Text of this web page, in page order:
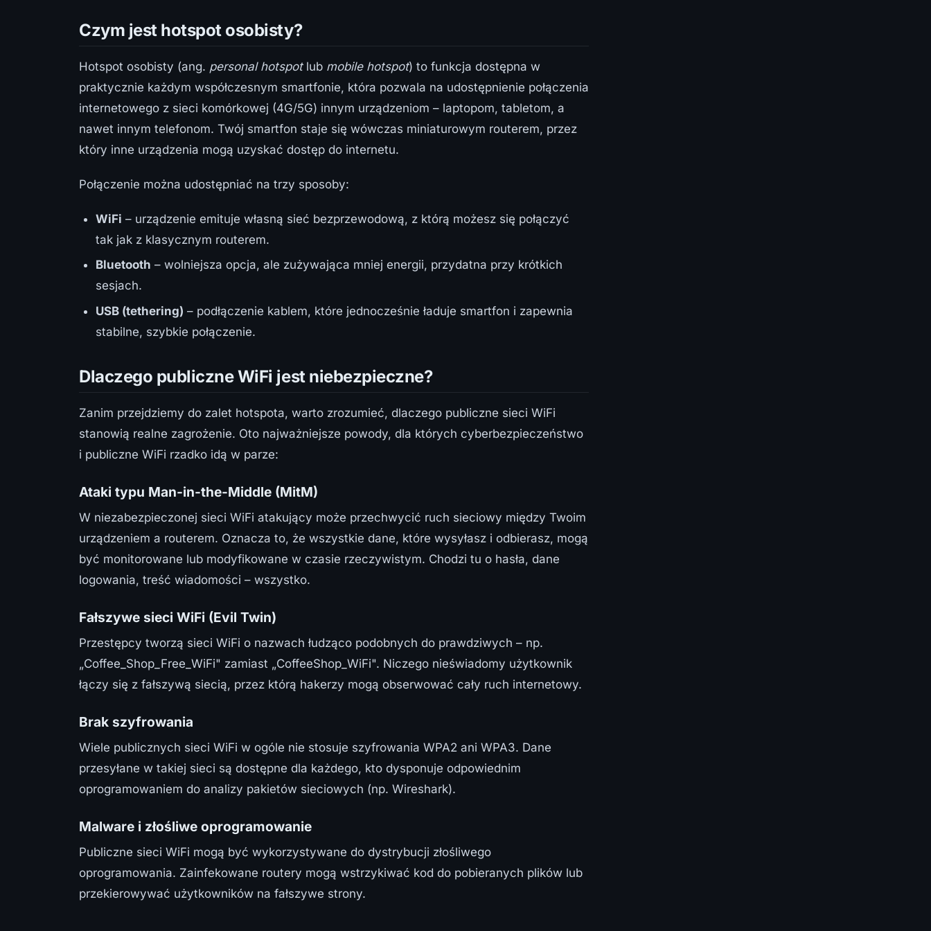
Czym jest hotspot osobisty?
Hotspot osobisty (ang. personal hotspotlub mobile hotspot) to funkcja dostępna w
praktycznie każdym współczesnym smartfonie, która pozwala na udostępnienie połączenia
internetowego z sieci komórkowej (4G/5G) innym urządzeniom – laptopom, tabletom, a
nawet innym telefonom. Twój smartfon staje się wówczas miniaturowym routerem, przez
który inne urządzenia mogą uzyskać dostęp do internetu.
Połączenie można udostępniać na trzy sposoby:
WiFi – urządzenie emituje własną sieć bezprzewodową, z którą możesz się połączyć
tak jak z klasycznym routerem.
Bluetooth – wolniejsza opcja, ale zużywająca mniej energii, przydatna przy krótkich
sesjach.
USB (tethering) – podłączenie kablem, które jednocześnie ładuje smartfon i zapewnia
stabilne, szybkie połączenie.
Dlaczego publiczne WiFi jest niebezpieczne?
Zanim przejdziemy do zalet hotspota, warto zrozumieć, dlaczego publiczne sieci WiFi
stanowią realne zagrożenie. Oto najważniejsze powody, dla których cyberbezpieczeństwo
i publiczne WiFi rzadko idą w parze:
Ataki typu Man-in-the-Middle (MitM)
W niezabezpieczonej sieci WiFi atakujący może przechwycić ruch sieciowy między Twoim
urządzeniem a routerem. Oznacza to, że wszystkie dane, które wysyłasz i odbierasz, mogą
być monitorowane lub modyfikowane w czasie rzeczywistym. Chodzi tu o hasła, dane
logowania, treść wiadomości – wszystko.
Fałszywe sieci WiFi (Evil Twin)
Przestępcy tworzą sieci WiFi o nazwach łudząco podobnych do prawdziwych – np.
„Coffee_Shop_Free_WiFi" zamiast „CoffeeShop_WiFi". Niczego nieświadomy użytkownik
łączy się z fałszywą siecią, przez którą hakerzy mogą obserwować cały ruch internetowy.
Brak szyfrowania
Wiele publicznych sieci WiFi w ogóle nie stosuje szyfrowania WPA2 ani WPA3. Dane
przesyłane w takiej sieci są dostępne dla każdego, kto dysponuje odpowiednim
oprogramowaniem do analizy pakietów sieciowych (np. Wireshark).
Malware i złośliwe oprogramowanie
Publiczne sieci WiFi mogą być wykorzystywane do dystrybucji złośliwego
oprogramowania. Zainfekowane routery mogą wstrzykiwać kod do pobieranych plików lub
przekierowywać użytkowników na fałszywe strony.